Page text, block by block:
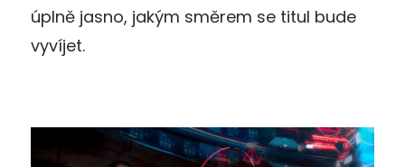
úplně jasno, jakým směrem se titul bude
vyvíjet.